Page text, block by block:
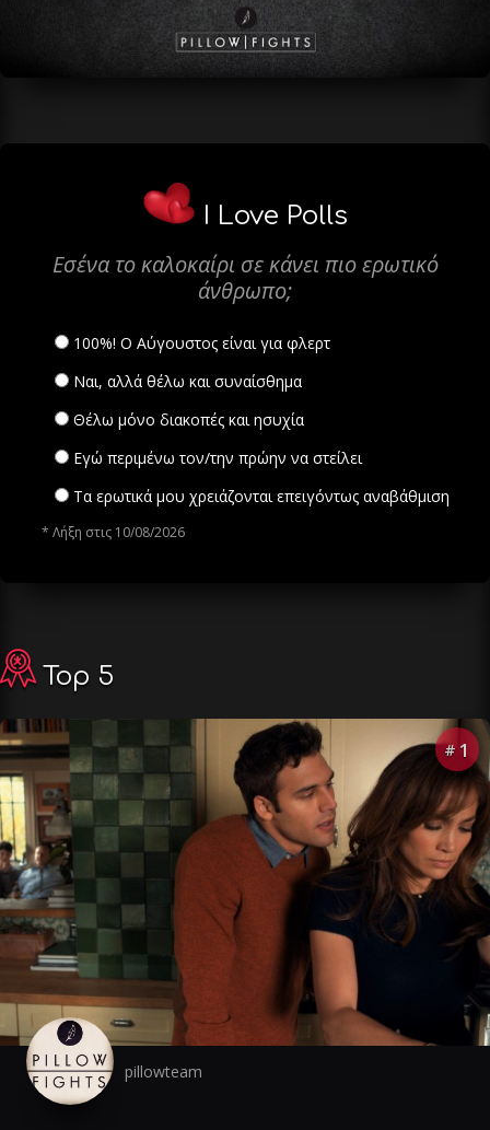
I Love Polls
Εσένα το καλοκαίρι σε κάνει πιο ερωτικό
άνθρωπο;
100%! Ο Αύγουστος είναι για φλερτ
Ναι, αλλά θέλω και συναίσθημα
Θέλω μόνο διακοπές και ησυχία
Εγώ περιμένω τον/την πρώην να στείλει
Τα ερωτικά μου χρειάζονται επειγόντως αναβάθμιση
* Λήξη στις 10/08/2026
Top 5
# 1
pillowteam